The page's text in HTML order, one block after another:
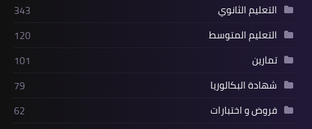
التعليم الثانوي
343
التعليم المتوسط
120
تمارين
101
شهادة البكالوريا
79
فروض و اختبارات
62